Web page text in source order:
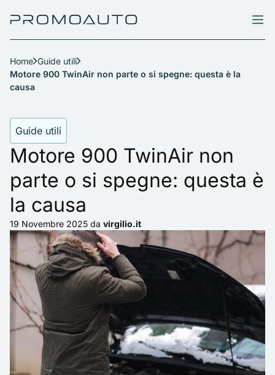
Home Guide utili
Motore 900 TwinAir non parte o si spegne: questa è la
causa
Guide utili
Motore 900 TwinAir non
parte o si spegne: questa è
la causa
19 Novembre 2025 da virgilio.it